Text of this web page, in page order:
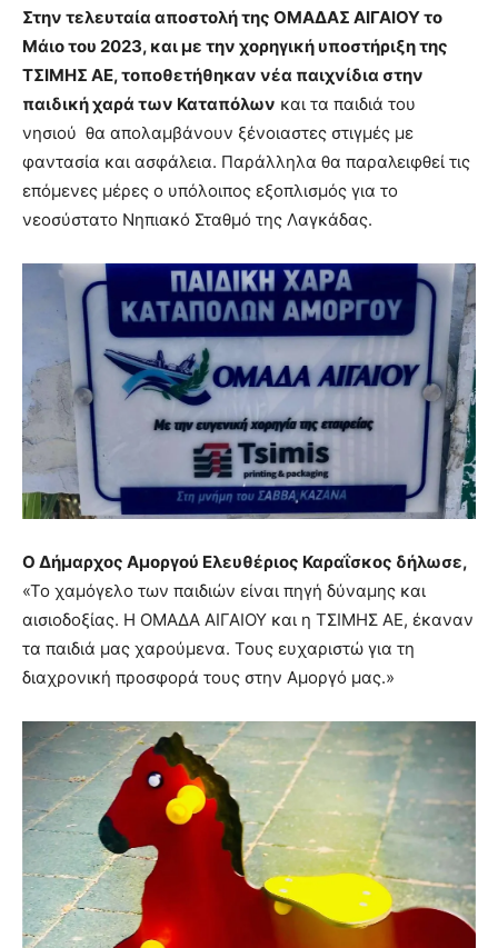
Στην τελευταία αποστολή της ΟΜΑΔΑΣ ΑΙΓΑΙΟΥ το
Μάιο του 2023, και με την χορηγική υποστήριξη της
ΤΣΙΜΗΣ ΑΕ, τοποθετήθηκαν νέα παιχνίδια στην
παιδική χαρά των Καταπόλων και τα παιδιά του
νησιού θα απολαμβάνουν ξένοιαστες στιγμές με
φαντασία και ασφάλεια. Παράλληλα θα παραλειφθεί τις
επόμενες μέρες ο υπόλοιπος εξοπλισμός για το
νεοσύστατο Νηπιακό Σταθμό της Λαγκάδας.
Ο Δήμαρχος Αμοργού Ελευθέριος Καραΐσκος δήλωσε,
«Το χαμόγελο των παιδιών είναι πηγή δύναμης και
αισιοδοξίας. Η ΟΜΑΔΑ ΑΙΓΑΙΟΥ και η ΤΣΙΜΗΣ ΑΕ, έκαναν
τα παιδιά μας χαρούμενα. Τους ευχαριστώ για τη
διαχρονική προσφορά τους στην Αμοργό μας.»